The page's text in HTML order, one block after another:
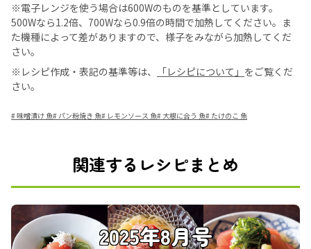
※電子レンジを使う場合は600Wのものを基準としています。
500Wなら1.2倍、700Wなら0.9倍の時間で加熱してください。ま
た機種によって差がありますので、様子をみながら加熱してくだ
さい。
※レシピ作成・表記の基準等は、
「レシピについて」 をご覧くだ
さい。
#味噌漬け 魚#パン粉焼き 魚# レモンソース 魚# 大根に合う 魚# たけのこ 魚
関連するレシピまとめ
2025年8月号